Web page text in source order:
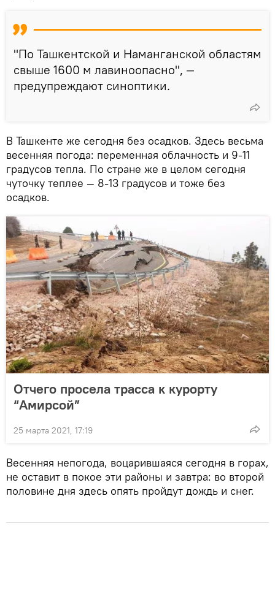
"По Ташкентской и Наманганской областям
свыше 1600 м лавиноопасно", —
предупреждают синоптики.
В Ташкенте же сегодня без осадков. Здесь весьма
весенняя погода: переменная облачность и 9-11
градусов тепла. По стране же в целом сегодня
чуточку теплее — 8-13 градусов и тоже без
осадков.
Отчего просела трасса к курорту
“Амирсой”
25 марта 2021, 17:19
Весенняя непогода, воцарившаяся сегодня в горах,
не оставит в покое эти районы и завтра: во второй
половине дня здесь опять пройдут дождь и снег.